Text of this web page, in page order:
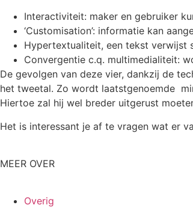
Interactiviteit: maker en gebruiker
‘Customisation’: informatie kan
Hypertextualiteit, een tekst verwijst
Convergentie c.q. multimedialiteit:
De gevolgen van deze vier, dankzij de
het tweetal. Zo wordt laatstgenoemde
Hiertoe zal hij wel breder uitgerust
Het is interessant je af te vragen wat er
MEER OVER
Overig